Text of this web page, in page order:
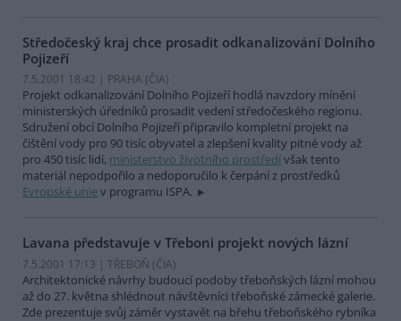
Středočeský kraj chce prosadit odkanalizování Dolního
Pojizeří
7.5.2001 18:42 | PRAHA (ČIA)
Projekt odkanalizování Dolního Pojizeří hodlá navzdory mínění
ministerských úředníků prosadit vedení středočeského regionu.
Sdružení obcí Dolního Pojizeří připravilo kompletní projekt na
čištění vody pro 90 tisíc obyvatel a zlepšení kvality pitné vody až
pro 450 tisíc lidí, ministerstvo životního prostředívšak tento
materiál nepodpořilo a nedoporučilo k čerpání z prostředků
Evropské uniev programu ISPA.
Lavana představuje v Třeboni projekt nových lázní
7.5.2001 17:13 | TŘEBOŇ (ČIA)
Architektonické návrhy budoucí podoby třeboňských lázní mohou
až do 27. května shlédnout návštěvníci třeboňské zámecké galerie.
Zde prezentuje svůj záměr vystavět na břehu třeboňského rybníka